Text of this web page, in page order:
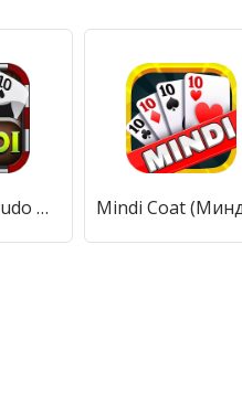
Mindi - Play Ludo & More Games (Минди) [МОД Premium] APK Android